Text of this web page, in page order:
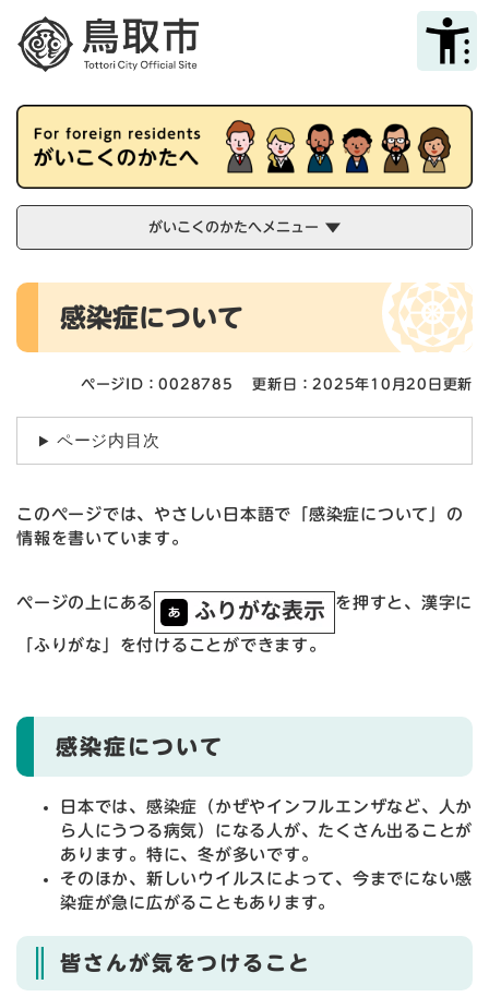
メニューを飛ばして本文へ
がいこくのかたへメニュー
本
感染症について
ページID：0028785 更新日：2025年10月20日更新
ページ内目次
このページでは、やさしい日本語で「感染症について」の
情報を書いています。
ページの上にある を押すと、漢字に
「ふりがな」を付けることができます。
感染症について
日本では、感染症（かぜやインフルエンザなど、人か
ら人にうつる病気）になる人が、たくさん出ることが
あります。特に、冬が多いです。
そのほか、新しいウイルスによって、今までにない感
染症が急に広がることもあります。
皆さんが気をつけること